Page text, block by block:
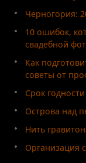
Черногория:
10 ошибок,
свадебной
Как
советы от
Срок
Острова над
Нить
Организация